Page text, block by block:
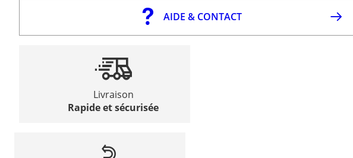
AIDE & CONTACT
Livraison
Rapide et sécurisée